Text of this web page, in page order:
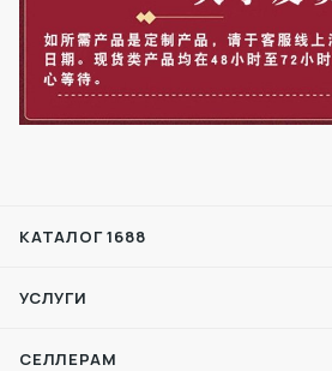
КАТАЛОГ 1688
УСЛУГИ
СЕЛЛЕРАМ